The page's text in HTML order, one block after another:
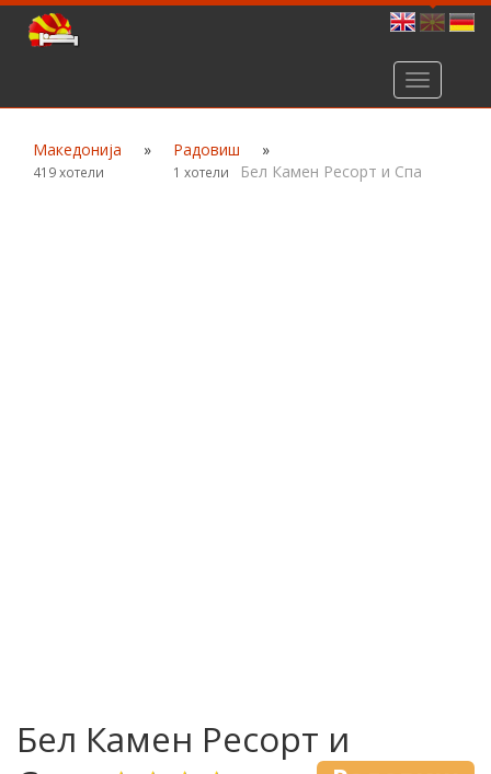
Toggle
navigation
Македонија
419 хотели
» Радовиш
1 хотели
»
Бел Камен Ресорт и Спа
Бел Камен Ресорт и